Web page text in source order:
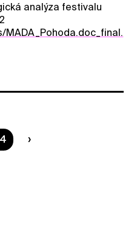
analýza festivalu
na strane